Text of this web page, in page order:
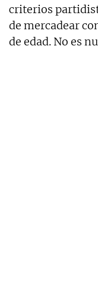
criterios
de mercadear
de edad. No es